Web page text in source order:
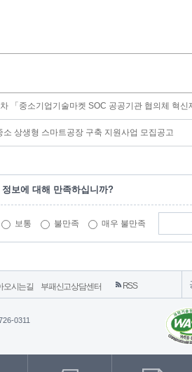
「중소기업기술마켓 SOC 공공기관 협의체 혁신
소 상생형 스마트공장 구축 지원사업 모집공고
보에 대해 만족하십니까?
보통 불만족 매우 불만족
오시는길 부패신고상담센터 RSS
0311